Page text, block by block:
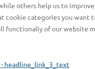
ist,
others help us to
cookie categories you want
functionaliy of our website
headline_link_3_text